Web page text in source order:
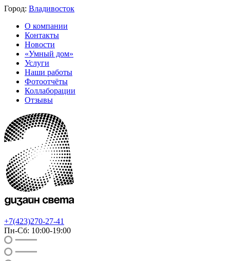
Город: Владивосток
О компании
Контакты
Новости
«Умный дом»
Услуги
Наши работы
Фотоотчёты
Коллаборации
Отзывы
+7(423)270-27-41
Пн-Сб: 10:00-19:00